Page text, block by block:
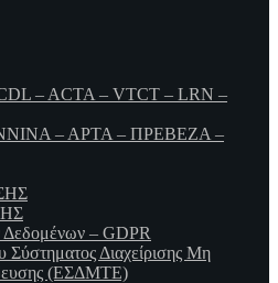
– ACTA – VTCT – LRN –
– ΑΡΤΑ – ΠΡΕΒΕΖΑ –
– GDPR
Σύστηματος Διαχείρισης Μη
(ΕΣΔΜΤΕ)